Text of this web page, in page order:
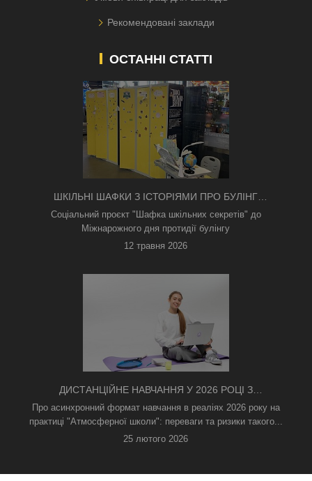
Рекомендовані заклади
ОСТАННІ СТАТТІ
ШКІЛЬНІ ШАФКИ З ІСТОРІЯМИ ПРО БУЛІНГ
З'ЯВИЛИСЯ В КИЄВІ
Соціальний проєкт "Шафка шкільних секретів" до
Міжнарожного дня протидії булінгу
12 травня 2026
ДИСТАНЦІЙНЕ НАВЧАННЯ У 2026 РОЦІ З
ТРИВОГАМИ ТА БЕЗ СВІТЛА: ЯК АСИНХРОННИЙ
ФОРМАТ РЯТУЄ ОСВІТНІЙ ПРОЦЕС
Про асинхронний формат навчання в реаліях 2026 року на
практиці "Атмосферної школи": переваги та ризики такого...
25 лютого 2026